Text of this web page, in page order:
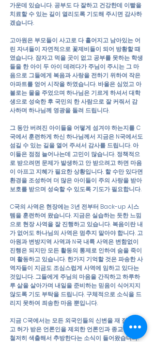
가운데 있습니다. 공부도 다 잘하고 건강한데 이빨을
치료할 수 있는 길이 열리도록 기도해 주시면 감사하
겠습니다.
고아원은 부모들이 사고로 다 흩어지고 남아있는 어
린 자녀들이 자연적으로 꽃제비들이 되어 방황할 때
였습니다. 잠자고 먹을 곳이 없고 공부를 못하는 학생
들을 한 아이 두 아이 데려다가 주님이 주시는 그 마
음으로 그들에게 복음과 사랑을 전하기 위하여 작은
아파트를 얻어 시작을 하였습니다. 바울은 심었고 아
볼로는 물을 주었으며 하나님은 기르게 하셔서 대학
생으로 성숙한 후 국민의 한 사람으로 잘 커줘서 감
사하며 하나님께 영광을 돌려 드립니다.
그 동안 버려진 아이들을 어떻게 섬겨야 하는지를 C
국에서 훈련하게 하신 하나님께서 지금은 N국에서도
섬길 수 있는 길을 열어 주셔서 감사를 드립니다. 아
이들은 점점 늘어나는데 고민이 많습니다. 정책적으
로 받으려면 문제가 발생하고 안 받으려고 하면 마음
이 아프고 지혜가 필요한 상황입니다. 할 수만 있다면
환경을 조성하여 더 많은 아이들이 주의 사랑을 받아
보호를 받으며 성숙할 수 있도록 기도가 필요합니다.
C국의 사역은 현장에는 3년 전부터 Back-up 시스
템을 훈련하여 왔습니다. 지금은 실습하는 듯한 느낌
으로 현장 사역을 잘 진행하고 있습니다. 복음이란 내
가 없어도 하나님의 사역은 멈추지 말아야 합니다. 고
아원과 변방지역 사역과 N국 내륙 사역은 변함없이
진행은 되지만 모든 활동의 통제로 인하여 숨을 죽이
며 활동하고 있습니다. 한가지 기억할 것은 파송한 사
역자들이 지금도 조심스럽게 사역에 임하고 있다는
것입니다. 그들에게 주님의 마음을 간직하고 하루하
루 삶을 살아가며 내일을 준비하는 믿음이 식어지지
않도록 기도 부탁을 드립니다. 구체적으로 소식을 드
리지 못하여 죄송한 마음 뿐입니다.
지금 C국에서는 모든 외국인들의 신변을 재 점검하
고 허가 받은 언론인을 제외한 언론인과 종교인들을
철저히 색출해서 추방한다는 소식이 들어왔습니다.